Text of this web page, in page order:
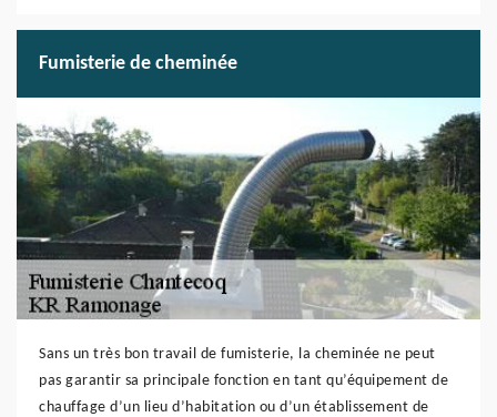
Fumisterie de cheminée
Sans un très bon travail de fumisterie, la cheminée ne peut
pas garantir sa principale fonction en tant qu’équipement de
chauffage d’un lieu d’habitation ou d’un établissement de